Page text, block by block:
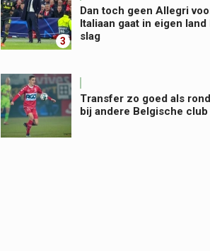
3
Dan toch geen Allegri
Italiaan gaat in eigen
slag
Transfer zo goed als
bij andere Belgische club